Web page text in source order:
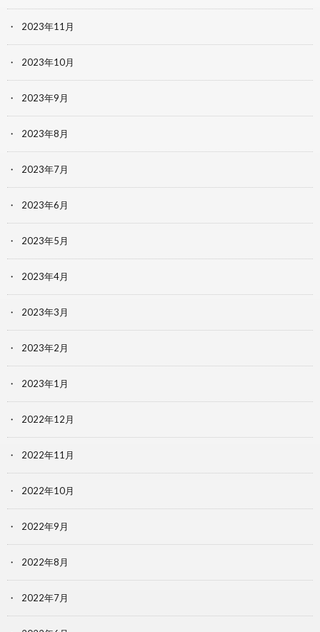
2023年11月
2023年10月
2023年9月
2023年8月
2023年7月
2023年6月
2023年5月
2023年4月
2023年3月
2023年2月
2023年1月
2022年12月
2022年11月
2022年10月
2022年9月
2022年8月
2022年7月